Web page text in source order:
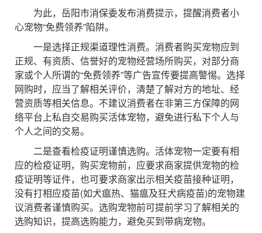
为此，岳阳市消保委发布消费提示，提醒消费者小
心宠物“免费领养”陷阱。
一是选择正规渠道理性消费。消费者购买宠物应到
正规、有资质、信誉好的宠物经营场所购买，对部分商
家或个人所谓的“免费领养”等广告宣传要提高警惕。选择
网购时，应当了解相关评价，清楚了解对方的地址、经
营资质等相关信息。不建议消费者在非第三方保障的网
络平台上私自交易购买活体宠物，避免进行私下个人与
个人之间的交易。
二是查看检疫证明谨慎选购。活体宠物一定要有相
应的检疫证明，购买宠物前，应要求商家提供宠物的检
疫证明等证件，也可要求商家出示相关疫苗接种证明，
没有打相应疫苗(如犬瘟热、猫瘟及狂犬病疫苗)的宠物建
议消费者谨慎购买。选购宠物前可提前学习了解相关的
选购知识，提高选购能力，避免买到带病宠物。